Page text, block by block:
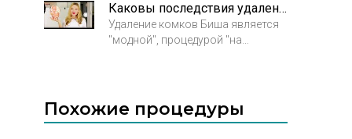
такой процедуре, как контурная
пластика скул, которая
осуществляется путем введения в
Каковы последствия удаления комков Биша?
Удаление комков Биша является
"модной", процедурой "на
Похожие процедуры